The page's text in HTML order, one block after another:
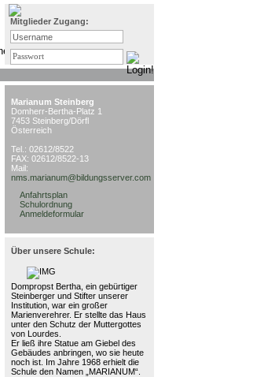
Mitglieder Zugang:
Marianum Steinberg
Domherr-Bertha-Platz 1
7453 Steinberg/Dörfl
Österreich
Tel.: 02612/8522
FAX: 02612/8522-13
Mail:
nms.marianum@bildungsserver.com
Anfahrtsplan
Schulordnung
Anmeldeformular
Über unsere Schule:
Dompropst Bertha, ein gebürtiger
Steinberger und Stifter unserer
Institution, war ein großer
Marienverehrer. Er stellte das Haus
unter den Schutz der Muttergottes
von Lourdes.
Er ließ ihre Statue am Giebel des
Gebäudes anbringen, wo sie heute
noch ist. Im Jahre 1968 erhielt die
Schule den Namen „MARIANUM“.